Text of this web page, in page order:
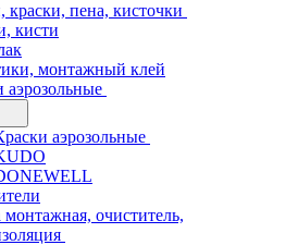
краски, пена, кисточки
кисти
монтажный клей
аэрозольные
аэрозольные
очиститель,